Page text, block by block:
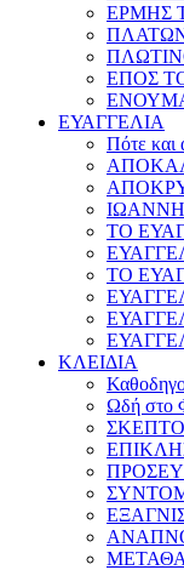
ΕΡΜΗΣ
ΕΠΟΣ
ΕΥΑΓΓΕΛΙΑ
Πότε και
ΤΟ
ΤΟ
ΚΛΕΙΔΙΑ
Ωδή στο